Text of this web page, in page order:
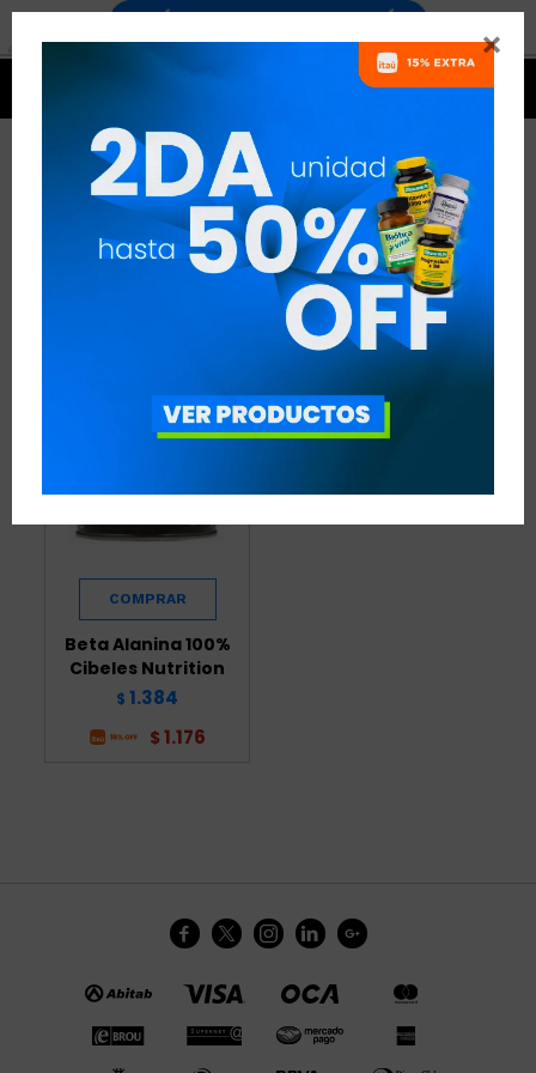

BETA-ALANINA - TENNIS
BETA-ALANINA DISCIPLINA:TENNIS
RECOMENDADOS
Beta Alanina 100%
Cibeles Nutrition
$ 1.384
$ 1.176
    